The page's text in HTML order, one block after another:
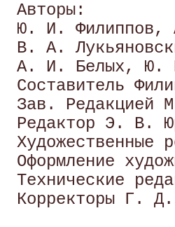
Авторы:
Ю. И.
В. А.
А. И. Белых, Ю.
Составитель
Зав. Редакцией
Редактор Э. В.
Оформление
Технические
Корректоры Г.